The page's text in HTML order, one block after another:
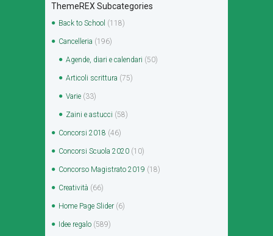
ThemeREX Subcategories
Back to School (118)
Cancelleria (196)
Agende, diari e calendari (50)
Articoli scrittura (75)
Varie (33)
Zaini e astucci (58)
Concorsi 2018 (46)
Concorsi Scuola 2020 (10)
Concorso Magistrato 2019 (18)
Creatività (66)
Home Page Slider (6)
Idee regalo (589)